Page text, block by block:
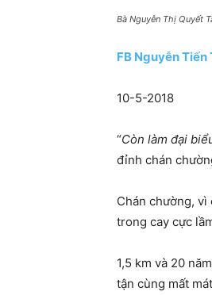
Bà Nguyễn Thị Quyết
FB Nguyễn Tiến
10-5-2018
“Còn làm đại
đỉnh chán
Chán chường, vì
trong cay cực
1,5 km và 20
tận cùng mất